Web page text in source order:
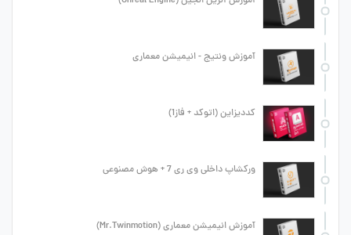
آموزش ونتیج - انیمیشن معماری
کددیزاین (اتوکد + فاز1)
ورکشاپ داخلی وی ری 7 + هوش مصنوعی
آموزش انیمیشن معماری (Mr.Twinmotion)